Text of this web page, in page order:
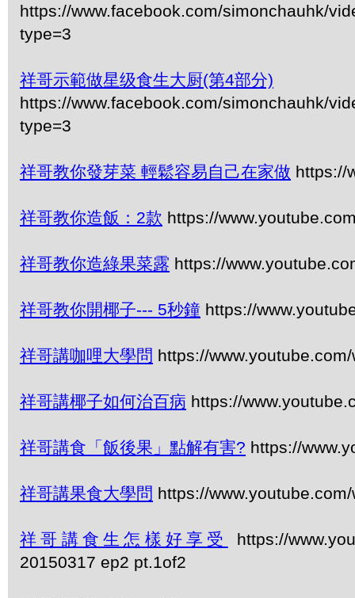
https://www.facebook.com/simonchauhk/
type=3
祥哥示範做星级食生大厨(第4部分)
https://www.facebook.com/simonchauhk/
type=3
祥哥教你發芽菜 輕鬆容易自己在家做 https://
祥哥教你造飯：2款 https://
祥哥教你造綠果菜露 https://
祥哥教你開椰子--- 5秒鐘 https://
祥哥講咖哩大學問 https://
祥哥講椰子如何治百病 https://
祥哥講食「飯後果」點解有害? https://
祥哥講果食大學問 https://
祥哥講食生怎樣好享受
https://
20150317 ep2 pt.1of2